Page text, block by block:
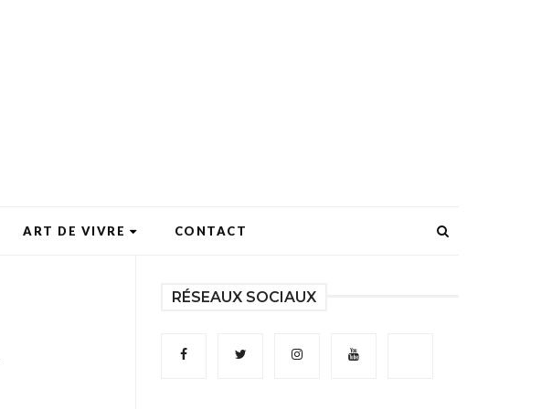
ART DE VIVRE CONTACT
RÉSEAUX SOCIAUX